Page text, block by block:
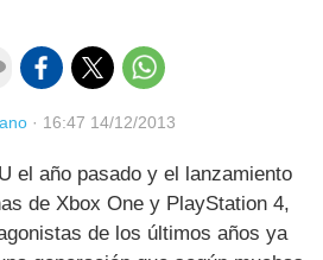
· 16:47 14/12/2013
el año pasado y el lanzamiento
de Xbox One y PlayStation 4,
de los últimos años ya